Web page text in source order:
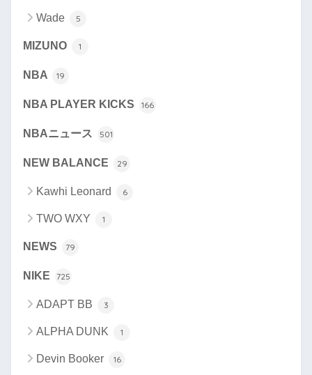
Wade 5
MIZUNO 1
NBA 19
NBA PLAYER KICKS 166
NBAニュース 501
NEW BALANCE 29
Kawhi Leonard 6
TWO WXY 1
NEWS 79
NIKE 725
ADAPT BB 3
ALPHA DUNK 1
Devin Booker 16